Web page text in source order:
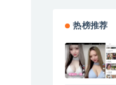
热榜推荐